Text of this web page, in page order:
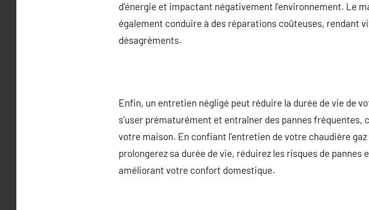
d’énergie et impactant négativement l’environnement. Le
également conduire à des réparations coûteuses, rendant
désagréments.
Enfin, un entretien négligé peut réduire la durée de vie de
s’user prématurément et entraîner des pannes
votre maison. En confiant l’entretien de votre chaudière
prolongerez sa durée de vie, réduirez les risques de
améliorant votre confort domestique.